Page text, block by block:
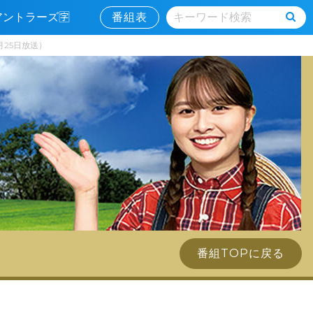
トラーズ🈑 番組表
日放送）
番組TOPに戻る